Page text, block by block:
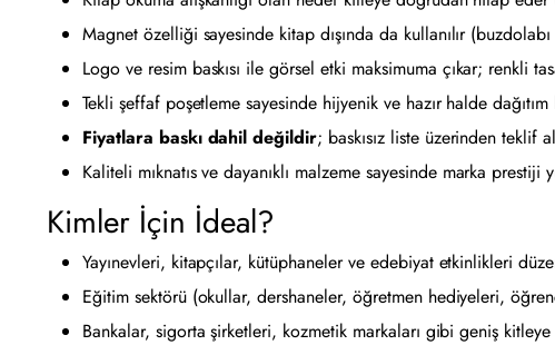
Magnet özelliği sayesinde kitap dışında da kullanılır
Logo ve resim baskısı ile görsel etki maksimuma çıkar; renkli
Tekli şeffaf poşetleme sayesinde hijyenik ve hazır halde
Fiyatlara baskı dahil değildir; baskısız liste üzerinden teklif
Kaliteli mıknatıs ve dayanıklı malzeme sayesinde marka
Kimler İçin İdeal?
Yayınevleri, kitapçılar, kütüphaneler ve edebiyat etkinlikleri
Eğitim sektörü (okullar, dershaneler, öğretmen hediyeleri,
Bankalar, sigorta şirketleri, kozmetik markaları gibi geniş